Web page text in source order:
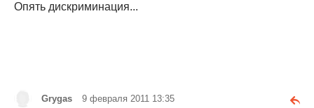
Опять дискриминация...
Grygas 9 февраля 2011 13:35